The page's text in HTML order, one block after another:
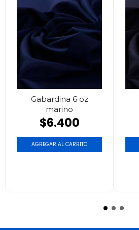
Gabardina 6 oz
marino
$6.400
AGREGAR AL CARRITO